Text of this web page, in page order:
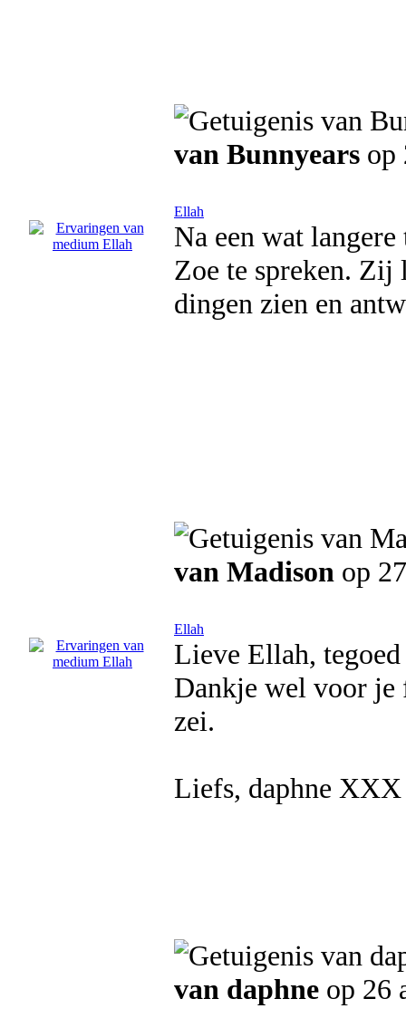
van Bunnyears op
Ellah
Na een wat
Zoe te spreken. Zij
dingen zien en
van Madison op
Ellah
Lieve Ellah,
Dankje wel voor je
zei.
Liefs, daphne XXX
van daphne op 26